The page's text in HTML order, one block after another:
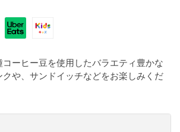
ーヒー豆を使用したバラエティ豊かな
や、サンドイッチなどをお楽しみくだ